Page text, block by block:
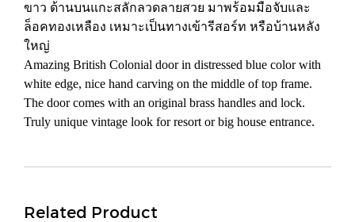
ขาว ด้านบนแกะสลักลวดลายสวย มาพร้อมมือจับและ
ล็อคทองเหลือง เหมาะเป็นทางเข้ารีสอร์ท หรือบ้านหลัง
ใหญ่
Amazing British Colonial door in distressed blue color with
white edge, nice hand carving on the middle of top frame.
The door comes with an original brass handles and lock.
Truly unique vintage look for resort or big house entrance.
Related Product